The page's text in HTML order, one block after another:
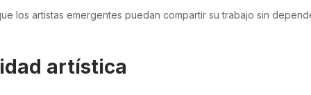
los artistas emergentes puedan compartir su trabajo sin
artística